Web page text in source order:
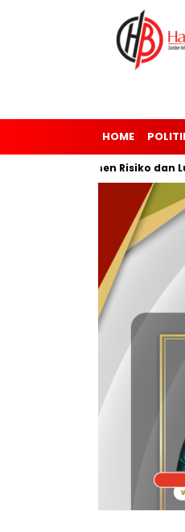
HOME
Manajemen Risiko dan